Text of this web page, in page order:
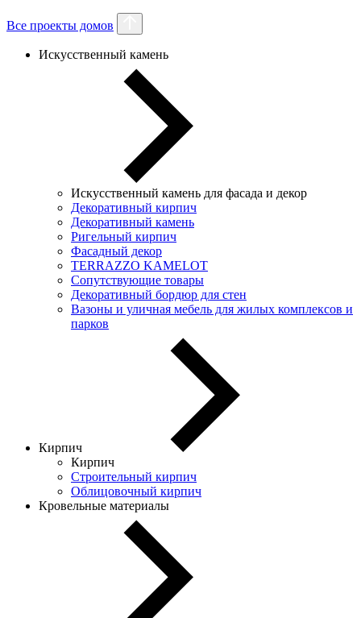
Все проекты домов
Искусственный камень
Искусственный камень для фасада и декор
Декоративный кирпич
Декоративный камень
Ригельный кирпич
Фасадный декор
TERRAZZO KAMELOT
Сопутствующие товары
Декоративный бордюр для стен
Вазоны и уличная мебель для жилых комплексов и
парков
Кирпич
Кирпич
Строительный кирпич
Облицовочный кирпич
Кровельные материалы